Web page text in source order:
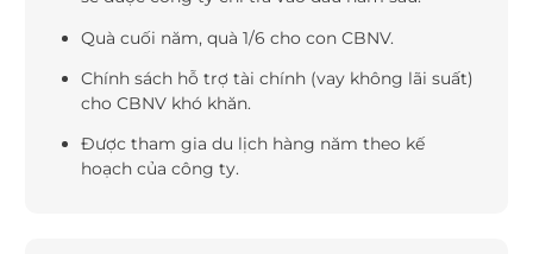
Quà cuối năm, quà 1/6 cho con CBNV.
Chính sách hỗ trợ tài chính (vay không lãi suất)
cho CBNV khó khăn.
Được tham gia du lịch hàng năm theo kế
hoạch của công ty.